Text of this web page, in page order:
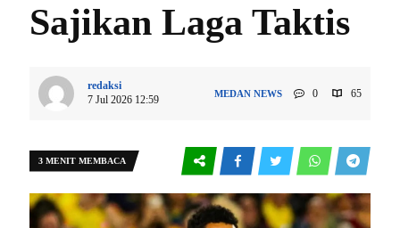
Sajikan Laga Taktis
redaksi
7 Jul 2026 12:59
MEDAN NEWS 0 65
3 MENIT MEMBACA